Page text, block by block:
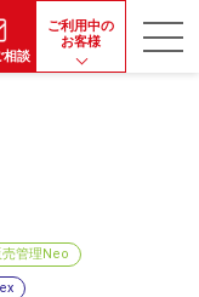
相談
ご利用中の
お客様
売管理Neo